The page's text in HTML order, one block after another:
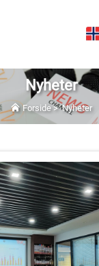
Nyheter
Forside>Nyheter